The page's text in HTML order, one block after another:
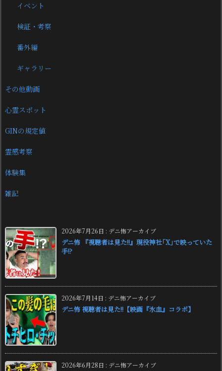
イベント
検証・考察
番外編
ギャラリー
その他動画
心霊スポット
GINの規定値
霊感考察
体験集
雑記
2026年7月26日 : デニ怖アーカイブ
デニ怖 『視聴者は見た!!』現役神社｢X｣で映っていた
手!?
2026年7月14日 : デニ怖アーカイブ
デニ怖 視聴者は見た!!【映画『氷血』コラボ】
2026年6月28日 : デニ怖アーカイブ